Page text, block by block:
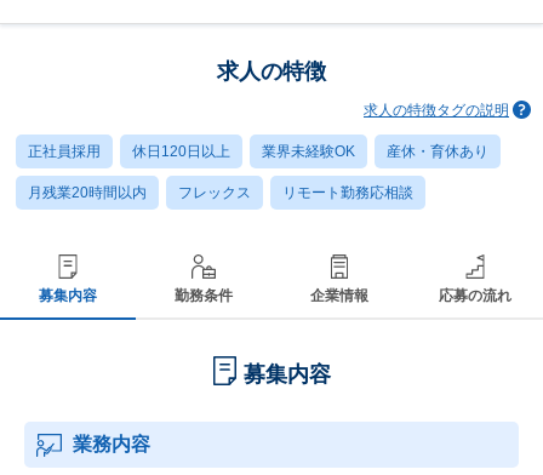
求人の特徴
求人の特徴タグの説明
正社員採用 休日120日以上 業界未経験OK 産休・育休あり
月残業20時間以内 フレックス リモート勤務応相談
募集内容 勤務条件 企業情報 応募の流れ
募集内容
業務内容